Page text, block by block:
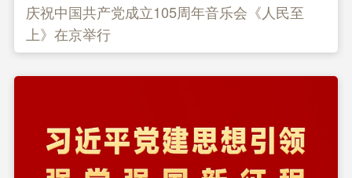
庆祝中国共产党成立105周年音乐会《人民至
上》在京举行